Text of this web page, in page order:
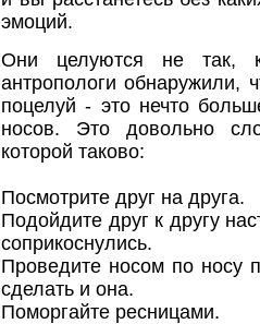
эмоций.
Они целуются не
антропологи обнаружили,
поцелуй - это нечто
носов. Это довольно
которой таково:
Посмотрите друг на друга.
Подойдите друг к другу
соприкоснулись.
Проведите носом по носу
сделать и она.
Поморгайте ресницами.